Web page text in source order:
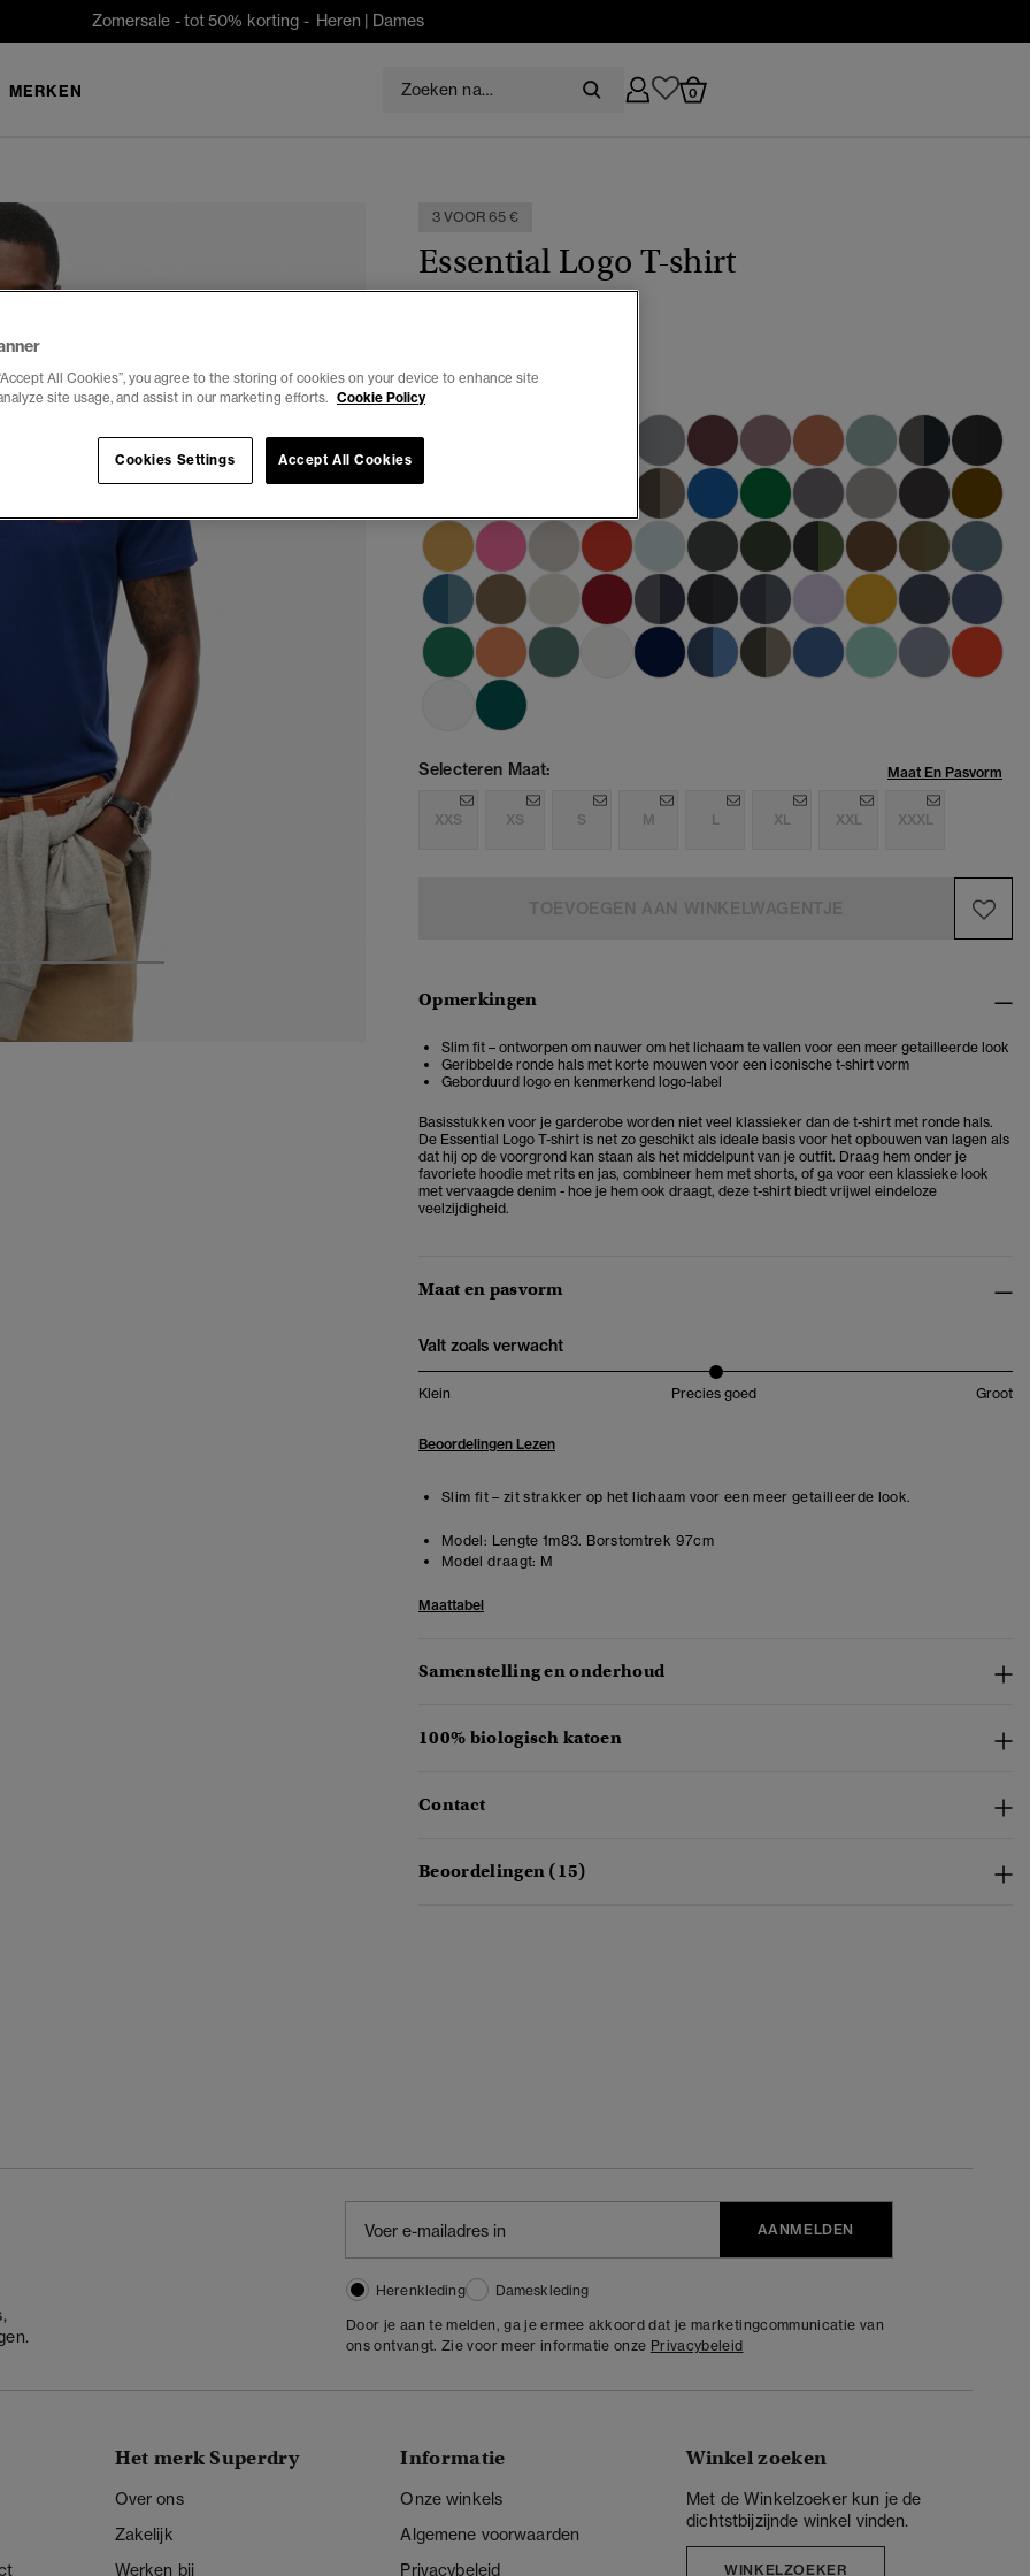
Zomersale - tot 50% korting - Heren | Dames
MERKEN 0
3 VOOR 65 €
Essential Logo T-shirt
Kleur:
Selecteren Maat: Maat En Pasvorm
XXS XS S M L XL XXL XXXL
Opmerkingen
Slim fit – ontworpen om nauwer om het lichaam te vallen voor een meer getailleerde look
Geribbelde ronde hals met korte mouwen voor een iconische t-shirt vorm
Geborduurd logo en kenmerkend logo-label
Basisstukken voor je garderobe worden niet veel klassieker dan de t-shirt met ronde hals.
De Essential Logo T-shirt is net zo geschikt als ideale basis voor het opbouwen van lagen als
dat hij op de voorgrond kan staan als het middelpunt van je outfit. Draag hem onder je
favoriete hoodie met rits en jas, combineer hem met shorts, of ga voor een klassieke look
met vervaagde denim - hoe je hem ook draagt, deze t-shirt biedt vrijwel eindeloze
veelzijdigheid.
Maat en pasvorm
Valt zoals verwacht
Klein Precies goed Groot
Beoordelingen Lezen
Slim fit – zit strakker op het lichaam voor een meer getailleerde look.
Model: Lengte 1m83. Borstomtrek 97cm
Model draagt: M
Maattabel
Samenstelling en onderhoud
100% biologisch katoen
Contact
Beoordelingen (15)
AANMELDEN
Herenkleding
Dameskleding
Door je aan te melden, ga je ermee akkoord dat je marketingcommunicatie van
ons ontvangt. Zie voor meer informatie onze Privacybeleid
Het merk Superdry
Over ons
Zakelijk
Werken bij
Informatie
Onze winkels
Algemene voorwaarden
Privacybeleid
Winkel zoeken
Met de Winkelzoeker kun je de
dichtstbijzijnde winkel vinden.
WINKELZOEKER
All Cookies”, you agree to the storing of cookies on your device to enhance site
site usage, and assist in our marketing efforts. Cookie Policy
Cookies Settings Accept All Cookies